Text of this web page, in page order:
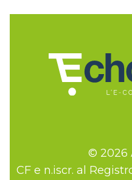
© 2026
CF e n.iscr. al